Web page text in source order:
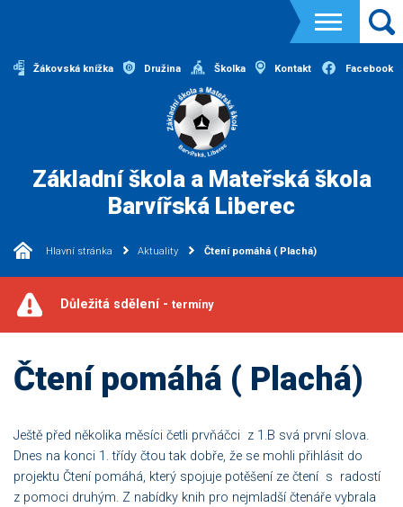
Žákovská knížka Družina Školka Kontakt Facebook
Základní škola a Mateřská škola
Barvířská Liberec
Hlavní stránka Aktuality Čtení pomáhá ( Plachá)
Důležitá sdělení - termíny
Čtení pomáhá ( Plachá)
Ještě před několika měsíci četli prvňáčci z 1.B svá první slova.
Dnes na konci 1. třídy čtou tak dobře, že se mohli přihlásit do
projektu Čtení pomáhá, který spojuje potěšení ze čtení s radostí
z pomoci druhým. Z nabídky knih pro nejmladší čtenáře vybrala